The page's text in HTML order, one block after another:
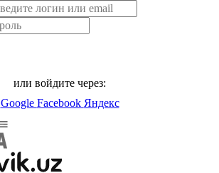
или войдите через:
Google Facebook Яндекс